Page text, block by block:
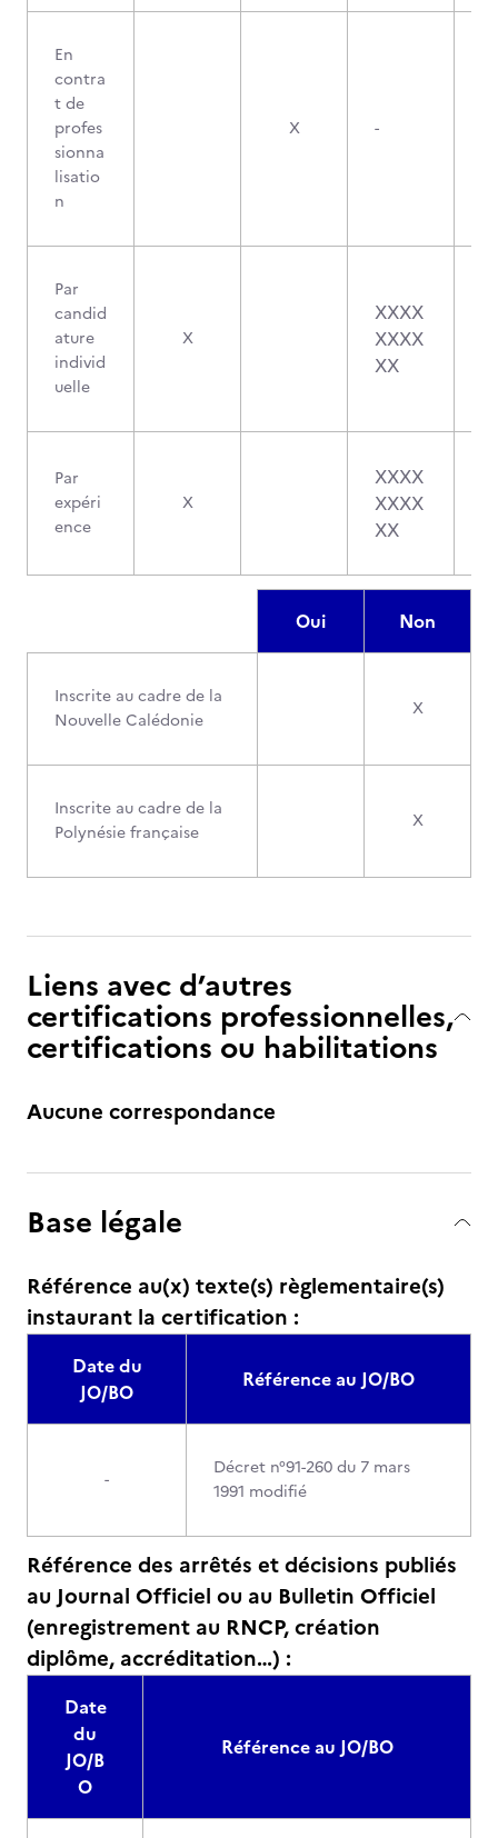
En
contra
t de
profes
sionna
lisatio
n
X -
Par
candid
ature
individ
uelle
X
XXXX
XXXX
XX
Par
expéri
ence
X
XXXX
XXXX
XX
Oui Non
Inscrite au cadre de la
Nouvelle Calédonie
X
Inscrite au cadre de la
Polynésie française
X
Liens avec d’autres
certifications professionnelles,
certifications ou habilitations
Aucune correspondance
Base légale
Référence au(x) texte(s) règlementaire(s)
instaurant la certification :
Date du
JO/BO
Référence au JO/BO
-
Décret n°91-260 du 7 mars
1991 modifié
Référence des arrêtés et décisions publiés
au Journal Officiel ou au Bulletin Officiel
(enregistrement au RNCP, création
diplôme, accréditation…) :
Date
du
JO/B
O
Référence au JO/BO